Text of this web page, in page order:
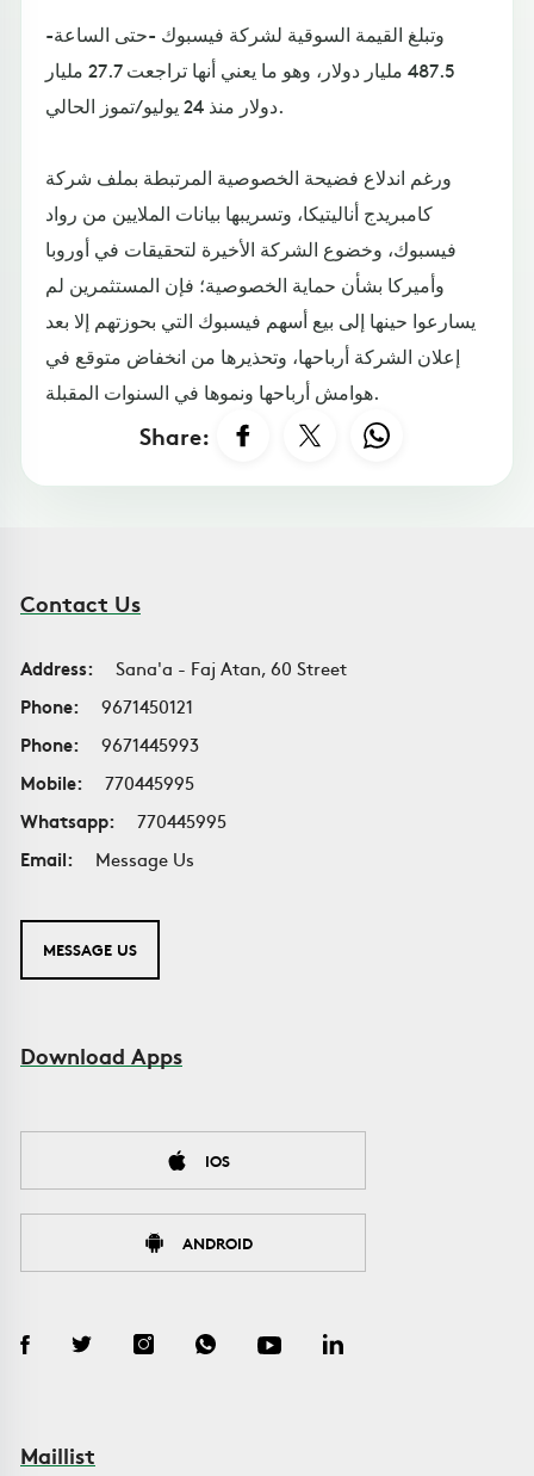
وتبلغ القيمة السوقية لشركة فيسبوك -حتى الساعة-
487.5 مليار دولار، وهو ما يعني أنها تراجعت 27.7 مليار
دولار منذ 24 يوليو/تموز الحالي.
ورغم اندلاع فضيحة الخصوصية المرتبطة بملف شركة
كامبريدج أناليتيكا، وتسريبها بيانات الملايين من رواد
فيسبوك، وخضوع الشركة الأخيرة لتحقيقات في أوروبا
وأميركا بشأن حماية الخصوصية؛ فإن المستثمرين لم
يسارعوا حينها إلى بيع أسهم فيسبوك التي بحوزتهم إلا بعد
إعلان الشركة أرباحها، وتحذيرها من انخفاض متوقع في
هوامش أرباحها ونموها في السنوات المقبلة.
Share:
Contact Us
Address:
Sana'a - Faj Atan, 60 Street
Phone:
9671450121
Phone:
9671445993
Mobile:
770445995
Whatsapp:
770445995
Email:
Message Us
MESSAGE US
Download Apps
IOS
ANDROID
Maillist